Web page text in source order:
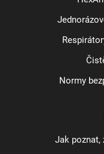
Normy
Jak poznat,